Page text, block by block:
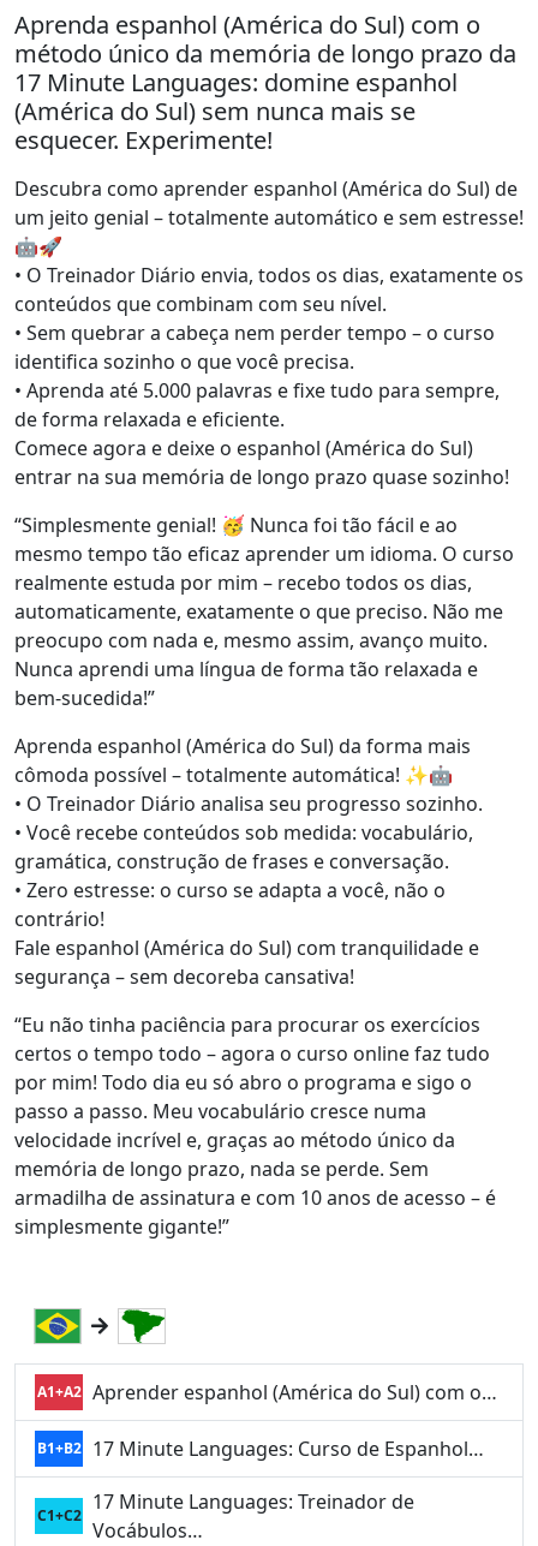
Aprenda espanhol (América do Sul) com o
método único da memória de longo prazo da
17 Minute Languages: domine espanhol
(América do Sul) sem nunca mais se
esquecer. Experimente!
Descubra como aprender espanhol (América do Sul) de
um jeito genial – totalmente automático e sem estresse!
🤖🚀
• O Treinador Diário envia, todos os dias, exatamente os
conteúdos que combinam com seu nível.
• Sem quebrar a cabeça nem perder tempo – o curso
identifica sozinho o que você precisa.
• Aprenda até 5.000 palavras e fixe tudo para sempre,
de forma relaxada e eficiente.
Comece agora e deixe o espanhol (América do Sul)
entrar na sua memória de longo prazo quase sozinho!
“Simplesmente genial! 🥳 Nunca foi tão fácil e ao
mesmo tempo tão eficaz aprender um idioma. O curso
realmente estuda por mim – recebo todos os dias,
automaticamente, exatamente o que preciso. Não me
preocupo com nada e, mesmo assim, avanço muito.
Nunca aprendi uma língua de forma tão relaxada e
bem-sucedida!”
Aprenda espanhol (América do Sul) da forma mais
cômoda possível – totalmente automática! ✨🤖
• O Treinador Diário analisa seu progresso sozinho.
• Você recebe conteúdos sob medida: vocabulário,
gramática, construção de frases e conversação.
• Zero estresse: o curso se adapta a você, não o
contrário!
Fale espanhol (América do Sul) com tranquilidade e
segurança – sem decoreba cansativa!
“Eu não tinha paciência para procurar os exercícios
certos o tempo todo – agora o curso online faz tudo
por mim! Todo dia eu só abro o programa e sigo o
passo a passo. Meu vocabulário cresce numa
velocidade incrível e, graças ao método único da
memória de longo prazo, nada se perde. Sem
armadilha de assinatura e com 10 anos de acesso – é
simplesmente gigante!”
A1+A2 Aprender espanhol (América do Sul) com o…
B1+B2 17 Minute Languages: Curso de Espanhol…
C1+C2
17 Minute Languages: Treinador de
Vocábulos…